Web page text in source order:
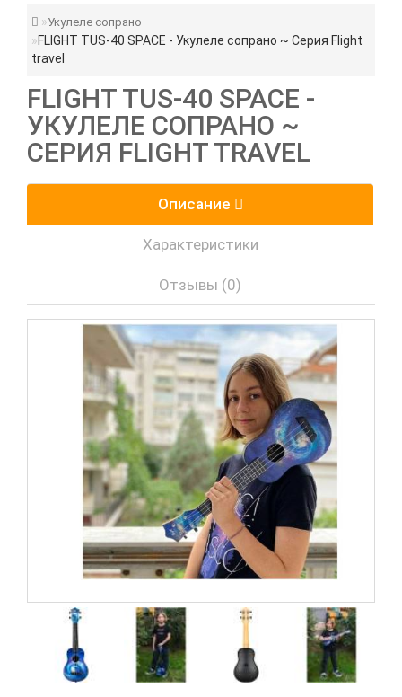
Укулеле сопрано
FLIGHT TUS-40 SPACE - Укулеле сопрано ~ Серия Flight
travel
FLIGHT TUS-40 SPACE -
УКУЛЕЛЕ СОПРАНО ~
СЕРИЯ FLIGHT TRAVEL
Описание
Характеристики
Отзывы (0)